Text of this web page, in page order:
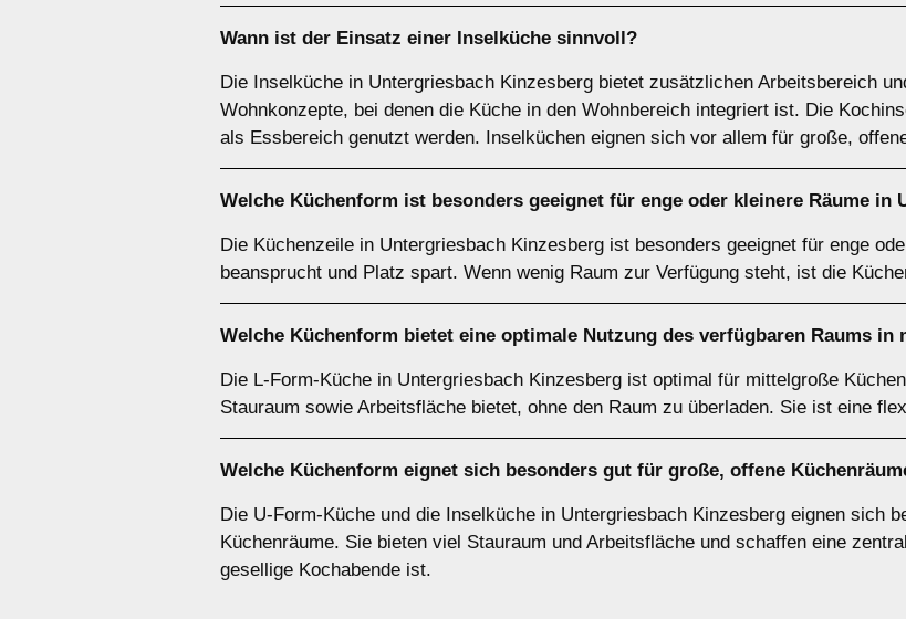
Wann ist der Einsatz einer Inselküche sinnvoll?
Die Inselküche in Untergriesbach Kinzesberg bietet zusätzlichen Arbeitsbereich
Wohnkonzepte, bei denen die Küche in den Wohnbereich integriert ist. Die
als Essbereich genutzt werden. Inselküchen eignen sich vor allem für große,
Welche Küchenform ist besonders geeignet für enge oder kleinere Räume in
Die Küchenzeile in Untergriesbach Kinzesberg ist besonders geeignet für enge
beansprucht und Platz spart. Wenn wenig Raum zur Verfügung steht, ist die
Welche Küchenform bietet eine optimale Nutzung des verfügbaren Raums in
Die L-Form-Küche in Untergriesbach Kinzesberg ist optimal für mittelgroße
Stauraum sowie Arbeitsfläche bietet, ohne den Raum zu überladen. Sie ist eine
Welche Küchenform eignet sich besonders gut für große, offene
Die U-Form-Küche und die Inselküche in Untergriesbach Kinzesberg eignen sich
Küchenräume. Sie bieten viel Stauraum und Arbeitsfläche und schaffen eine
gesellige Kochabende ist.